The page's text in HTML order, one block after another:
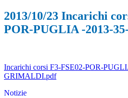
2013/10/23 Incarichi
POR-PUGLIA -2013-
Incarichi corsi F3-FSE02-POR-
GRIMALDI.pdf
Notizie